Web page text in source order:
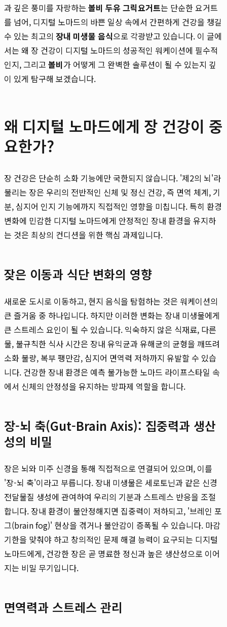
과 깊은 풍미를 자랑하는 볼비 두유 그릭요거트는 단순한 요거트
를 넘어, 디지털 노마드의 바쁜 일상 속에서 간편하게 건강을 챙길
수 있는 최고의 장내 미생물 음식으로 각광받고 있습니다. 이 글에
서는 왜 장 건강이 디지털 노마드의 성공적인 워케이션에 필수적
인지, 그리고 볼비가 어떻게 그 완벽한 솔루션이 될 수 있는지 깊
이 있게 탐구해 보겠습니다.
왜 디지털 노마드에게 장 건강이 중
요한가?
장 건강은 단순히 소화 기능에만 국한되지 않습니다. '제2의 뇌'라
불리는 장은 우리의 전반적인 신체 및 정신 건강, 즉 면역 체계, 기
분, 심지어 인지 기능에까지 직접적인 영향을 미칩니다. 특히 환경
변화에 민감한 디지털 노마드에게 안정적인 장내 환경을 유지하
는 것은 최상의 컨디션을 위한 핵심 과제입니다.
잦은 이동과 식단 변화의 영향
새로운 도시로 이동하고, 현지 음식을 탐험하는 것은 워케이션의
큰 즐거움 중 하나입니다. 하지만 이러한 변화는 장내 미생물에게
큰 스트레스 요인이 될 수 있습니다. 익숙하지 않은 식재료, 다른
물, 불규칙한 식사 시간은 장내 유익균과 유해균의 균형을 깨뜨려
소화 불량, 복부 팽만감, 심지어 면역력 저하까지 유발할 수 있습
니다. 건강한 장내 환경은 예측 불가능한 노마드 라이프스타일 속
에서 신체의 안정성을 유지하는 방파제 역할을 합니다.
장-뇌 축(Gut-Brain Axis): 집중력과 생산
성의 비밀
장은 뇌와 미주 신경을 통해 직접적으로 연결되어 있으며, 이를
'장-뇌 축'이라고 부릅니다. 장내 미생물은 세로토닌과 같은 신경
전달물질 생성에 관여하여 우리의 기분과 스트레스 반응을 조절
합니다. 장내 환경이 불안정해지면 집중력이 저하되고, '브레인 포
그(brain fog)' 현상을 겪거나 불안감이 증폭될 수 있습니다. 마감
기한을 맞춰야 하고 창의적인 문제 해결 능력이 요구되는 디지털
노마드에게, 건강한 장은 곧 명료한 정신과 높은 생산성으로 이어
지는 비밀 무기입니다.
면역력과 스트레스 관리